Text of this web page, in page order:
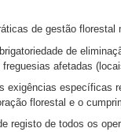
de gestão florestal
de
afetadas
exigências específicas
florestal e o
registo de todos os